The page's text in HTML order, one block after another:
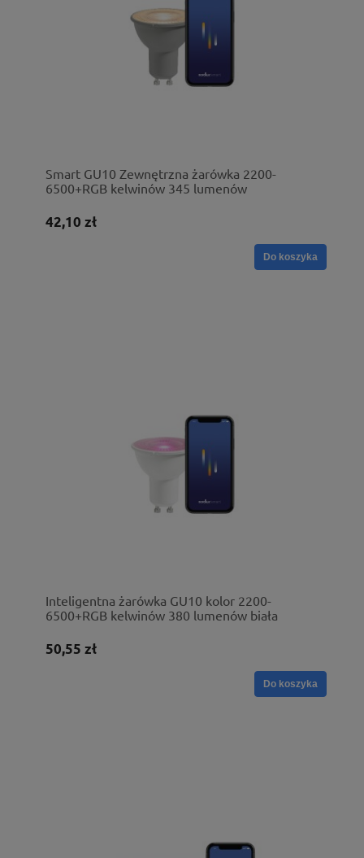
Smart GU10 Zewnętrzna żarówka 2200-
6500+RGB kelwinów 345 lumenów
42,10 zł
Do koszyka
Inteligentna żarówka GU10 kolor 2200-
6500+RGB kelwinów 380 lumenów biała
50,55 zł
Do koszyka